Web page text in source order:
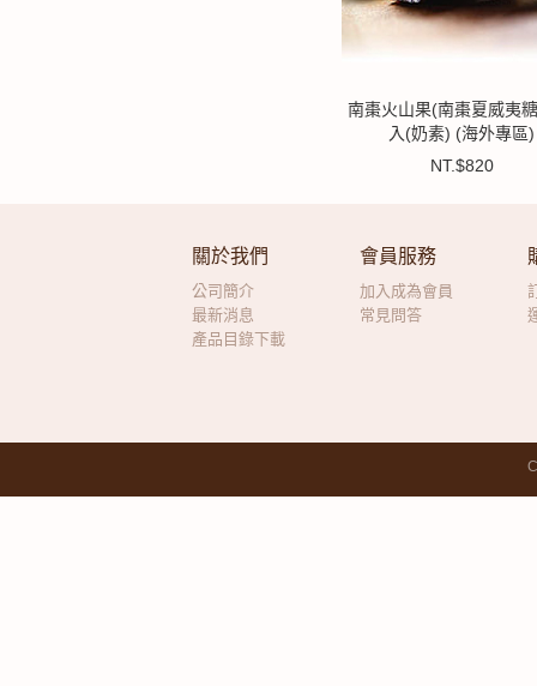
南棗火山果(南棗夏威夷
入(奶素) (海外專區)
NT.$820
關於我們
公司簡介
最新消息
產品目錄下載
會員服務
加入成為會員
常見問答